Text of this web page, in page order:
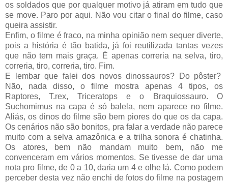
os soldados que por qualquer motivo já atiram em tudo que
se move. Paro por aqui. Não vou citar o final do filme, caso
queira assistir.
Enfim, o filme é fraco, na minha opinião nem sequer diverte,
pois a história é tão batida, já foi reutilizada tantas vezes
que não tem mais graça. É apenas correria na selva, tiro,
correria, tiro, correria, tiro. Fim.
E lembar que falei dos novos dinossauros? Do pôster?
Não, nada disso, o filme mostra apenas 4 tipos, os
Raptores, T.rex, Triceratops e o Braquiossauro. O
Suchomimus na capa é só balela, nem aparece no filme.
Aliás, os dinos do filme são bem piores do que os da capa.
Os cenários não são bonitos, pra falar a verdade não parece
muito com a selva amazônica e a trilha sonora é chatinha.
Os atores, bem não mandam muito bem, não me
convenceram em vários momentos. Se tivesse de dar uma
nota pro filme, de 0 a 10, daria um 4 e olhe lá. Como podem
perceber desta vez não enchi de fotos do filme na postagem